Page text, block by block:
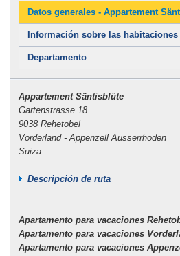
Datos generales - Appartement
Información sobre las habitaciones
Departamento
Appartement Säntisblüte
Gartenstrasse 18
9038 Rehetobel
Vorderland - Appenzell Ausserrhoden
Suiza
Descripción de ruta
Apartamento para vacaciones
Apartamento para vacaciones
Apartamento para vacaciones